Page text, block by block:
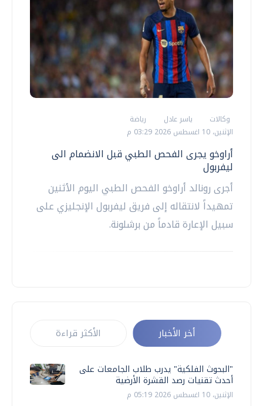
وكالات ياسر عادل
رياضة
الإثنين، 10 اغسطس 2026 03:29 م
أراوخو يجرى الفحص الطبي قبل الانضمام الى
ليفربول
أجرى رونالد أراوخو الفحص الطبي اليوم الأثنين
تمهيداً لانتقاله إلى فريق ليفربول الإنجليزي على
سبيل الإعارة قادماً من برشلونة.
أخر الأخبار الأكثر قراءة
"البحوث الفلكية" يدرب طلاب الجامعات على
أحدث تقنيات رصد القشرة الأرضية
الإثنين، 10 اغسطس 2026 05:19 م